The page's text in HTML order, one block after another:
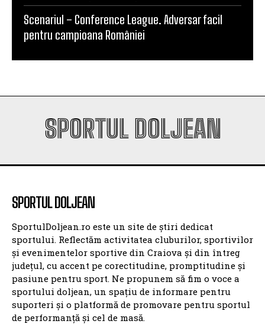
Scenariul – Conference League. Adversar facil
pentru campioana României
SPORTUL DOLJEAN
SPORTUL DOLJEAN
SportulDoljean.ro este un site de știri dedicat
sportului. Reflectăm activitatea cluburilor, sportivilor
și evenimentelor sportive din Craiova și din întreg
județul, cu accent pe corectitudine, promptitudine și
pasiune pentru sport. Ne propunem să fim o voce a
sportului doljean, un spațiu de informare pentru
suporteri și o platformă de promovare pentru sportul
de performanță și cel de masă.